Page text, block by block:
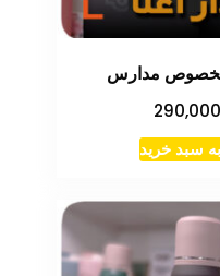
مدارس
290,000
سبد خرید